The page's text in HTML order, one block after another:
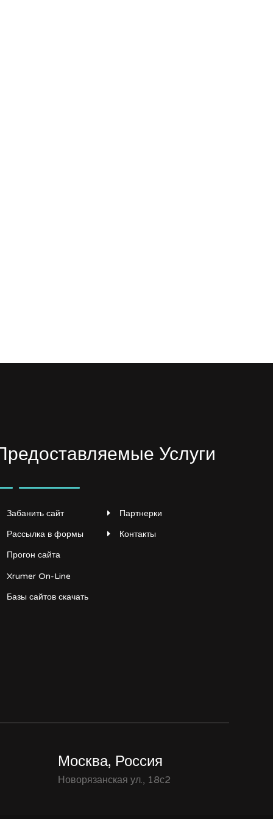
Услуги
Забанить сайт
Рассылка в формы
Прогон сайта
Xrumer On-Line
Базы сайтов скачать
Партнерки
Контакты
Москва, Россия
Новорязанская ул., 18с2